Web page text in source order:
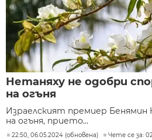
Нетаняху не одобри
на огъня
Израелският премиер Бенямин
на огъня, прието...
22:50, 06.05.2024 (обновена) Чете се за: